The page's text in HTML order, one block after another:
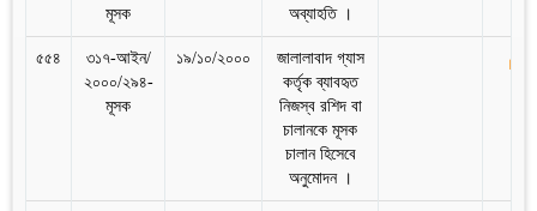
মূসক
অব্যাহতি ।
৫৫৪
৩১৭-আইন/
২০০০/২৯৪-
মূসক
১৯/১০/২০০০
জালালাবাদ গ্যাস
কর্তৃক ব্যাবহৃত
নিজস্ব রশিদ বা
চালানকে মূসক
চালান হিসেবে
অনুমোদন ।